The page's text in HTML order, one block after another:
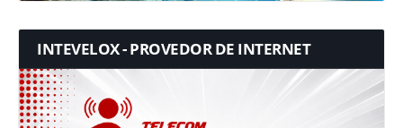
INTEVELOX - PROVEDOR DE INTERNET